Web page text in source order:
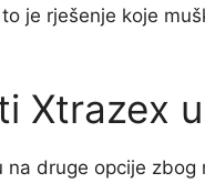
je rješenje koje
Xtrazex
druge opcije